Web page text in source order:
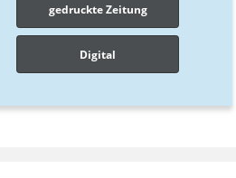
gedruckte Zeitung
Digital